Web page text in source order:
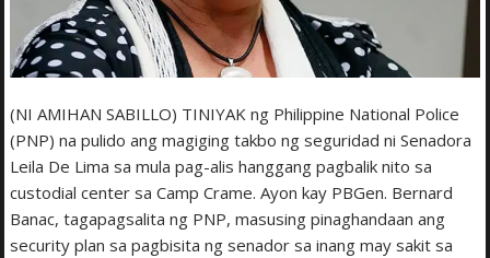
(NI AMIHAN SABILLO) TINIYAK ng Philippine National Police
(PNP) na pulido ang magiging takbo ng seguridad ni Senadora
Leila De Lima sa mula pag-alis hanggang pagbalik nito sa
custodial center sa Camp Crame. Ayon kay PBGen. Bernard
Banac, tagapagsalita ng PNP, masusing pinaghandaan ang
security plan sa pagbisita ng senador sa inang may sakit sa